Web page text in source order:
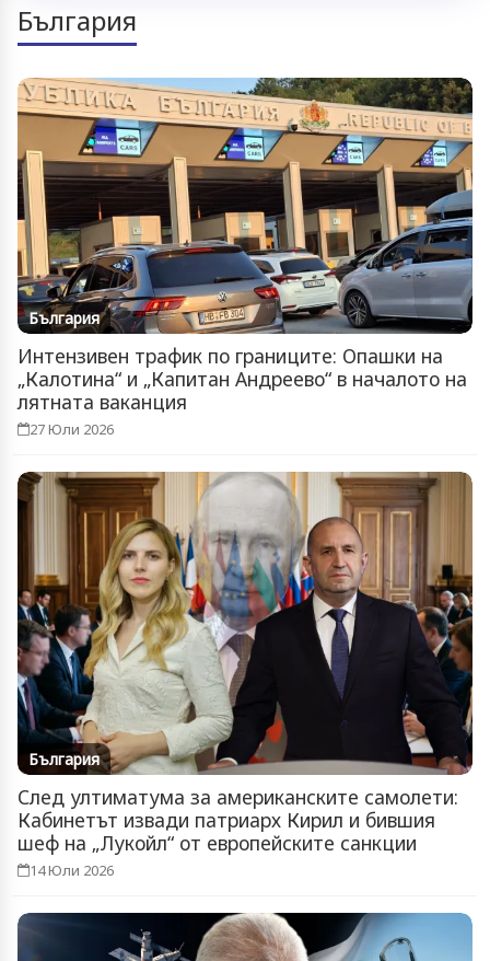
България
България
Интензивен трафик по границите: Опашки на
„Калотина“ и „Капитан Андреево“ в началото на
лятната ваканция
27 Юли 2026
България
След ултиматума за американските самолети:
Кабинетът извади патриарх Кирил и бившия
шеф на „Лукойл“ от европейските санкции
14 Юли 2026